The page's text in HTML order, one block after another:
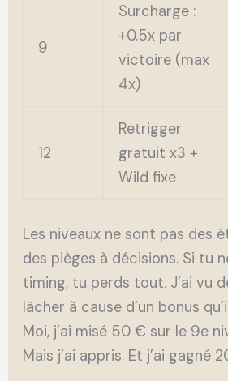
9
Surcharge :
+0.5x par
victoire (max
4x)
12
Retrigger
gratuit x3 +
Wild fixe
Les niveaux ne sont pas des
des pièges à décisions. Si tu
timing, tu perds tout. J’ai vu
lâcher à cause d’un bonus
Moi, j’ai misé 50 € sur le 9e
Mais j’ai appris. Et j’ai gagné